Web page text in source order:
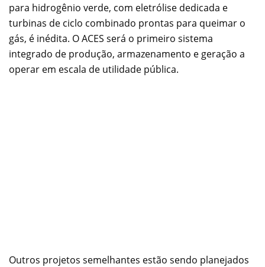
para hidrogênio verde, com eletrólise dedicada e
turbinas de ciclo combinado prontas para queimar o
gás, é inédita. O ACES será o primeiro sistema
integrado de produção, armazenamento e geração a
operar em escala de utilidade pública.
Outros projetos semelhantes estão sendo planejados